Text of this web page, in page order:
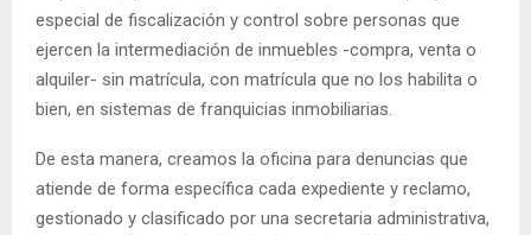
especial de fiscalización y control sobre personas que
ejercen la intermediación de inmuebles -compra, venta o
alquiler- sin matrícula, con matrícula que no los habilita o
bien, en sistemas de franquicias inmobiliarias.
De esta manera, creamos la oficina para denuncias que
atiende de forma específica cada expediente y reclamo,
gestionado y clasificado por una secretaria administrativa,